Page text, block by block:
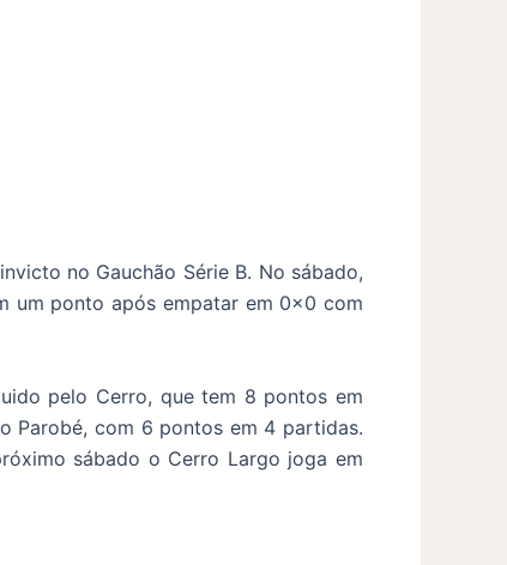
no Gauchão Série B. No sábado,
um ponto após empatar em 0x0 com
pelo Cerro, que tem 8 pontos em
Parobé, com 6 pontos em 4 partidas.
sábado o Cerro Largo joga em